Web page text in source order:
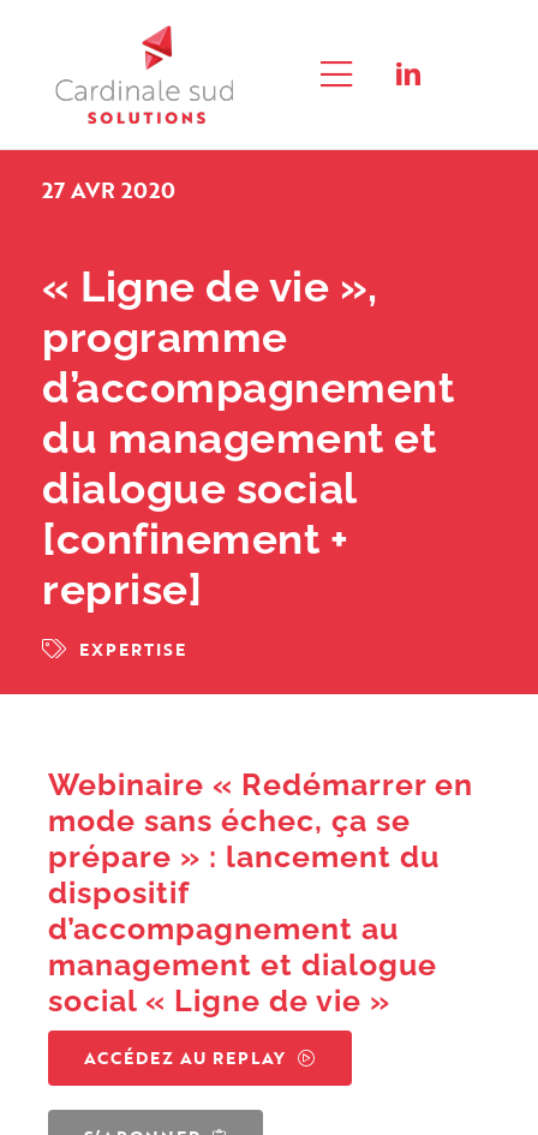
Toggle
Navigation
RECHERCHER:
L’APPROCHE QUALITÉ SOCIALE®
CONSEIL
FORMATION & E-LEARNING
EXPERTISE
NOUS CONTACTER
27 AVR 2020
« Ligne de vie »,
programme
d’accompagnement
du management et
dialogue social
[confinement +
reprise]
EXPERTISE
Webinaire « Redémarrer en
mode sans échec, ça se
prépare » : lancement du
dispositif
d’accompagnement au
management et dialogue
social « Ligne de vie »
ACCÉDEZ AU REPLAY